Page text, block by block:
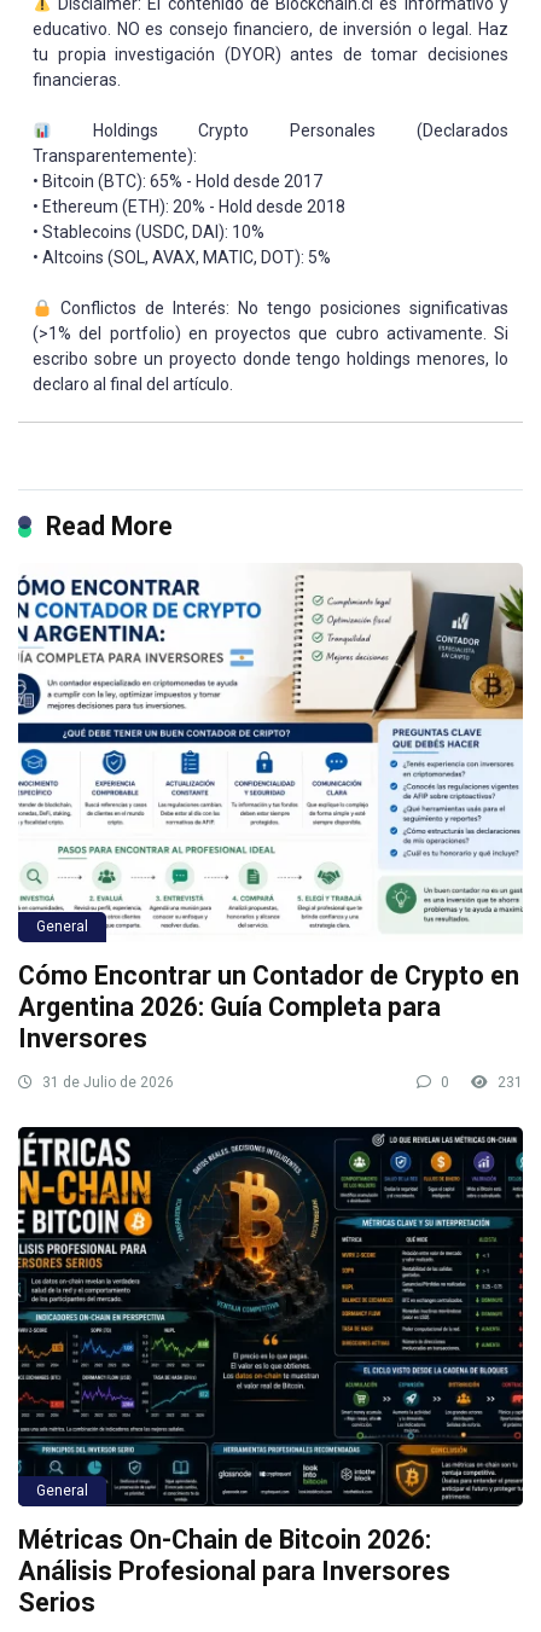
Disclaimer: El contenido de Blockchain.cl es informativo y
educativo. NO es consejo financiero, de inversión o legal. Haz
tu propia investigación (DYOR) antes de tomar decisiones
financieras.
Holdings Crypto Personales (Declarados
Transparentemente):
• Bitcoin (BTC): 65% - Hold desde 2017
• Ethereum (ETH): 20% - Hold desde 2018
• Stablecoins (USDC, DAI): 10%
• Altcoins (SOL, AVAX, MATIC, DOT): 5%
Conflictos de Interés: No tengo posiciones significativas
(>1% del portfolio) en proyectos que cubro activamente. Si
escribo sobre un proyecto donde tengo holdings menores, lo
declaro al final del artículo.
Read More
General
Cómo Encontrar un Contador de Crypto en
Argentina 2026: Guía Completa para
Inversores
31 de Julio de 2026 0 231
General
Métricas On-Chain de Bitcoin 2026:
Análisis Profesional para Inversores
Serios